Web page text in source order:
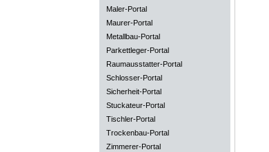
Maler-Portal
Maurer-Portal
Metallbau-Portal
Parkettleger-Portal
Raumausstatter-Portal
Schlosser-Portal
Sicherheit-Portal
Stuckateur-Portal
Tischler-Portal
Trockenbau-Portal
Zimmerer-Portal